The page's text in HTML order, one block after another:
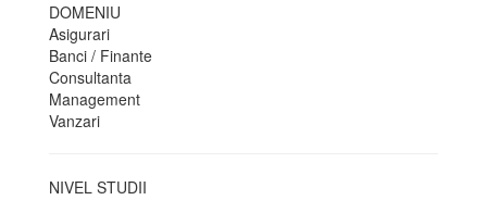
DOMENIU
Asigurari
Banci / Finante
Consultanta
Management
Vanzari
NIVEL STUDII